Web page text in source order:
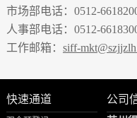
市场部电话：0512-
人事部电话：0512-
工作邮箱： siff-
快速通道 公司